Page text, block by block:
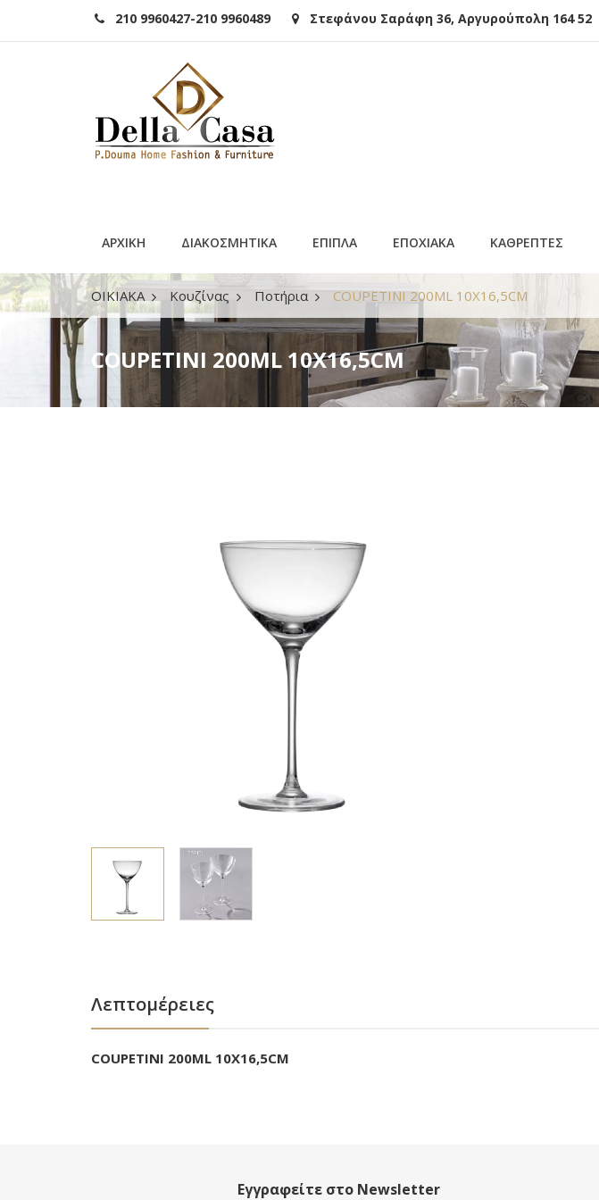
210 9960427-210 9960489 Στεφάνου Σαράφη 36, Αργυρούπολη 164 52
ΑΡΧΙΚΗ ΔΙΑΚΟΣΜΗΤΙΚΑ ΕΠΙΠΛΑ ΕΠΟΧΙΑΚΑ ΚΑΘΡΕΠΤΕΣ
ΟΙΚΙΑΚΑ Κουζίνας Ποτήρια COUPETINI 200ML 10X16,5CM
COUPETINI 200ML 10X16,5CM
Λεπτομέρειες
COUPETINI 200ML 10X16,5CM
Εγγραφείτε στο Newsletter